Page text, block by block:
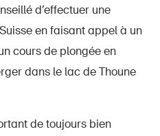
d’effectuer une
en faisant appel à un
cours de plongée en
dans le lac de Thoune
de toujours bien